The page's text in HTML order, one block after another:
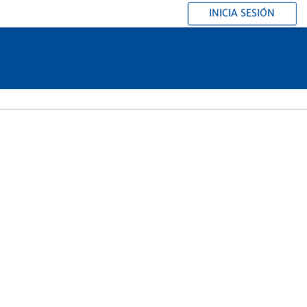
INICIA SESIÓN